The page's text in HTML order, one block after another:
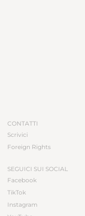
CONTATTI
Scrivici
Foreign Rights
SEGUICI SUI SOCIAL
Facebook
TikTok
Instagram